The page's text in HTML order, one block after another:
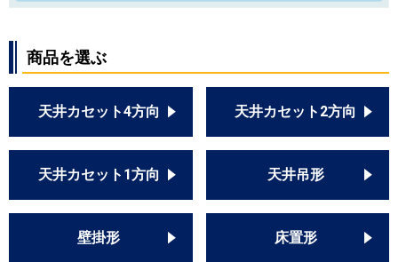
商品を選ぶ
天井カセット4方向 天井カセット2方向
天井カセット1方向 天井吊形
壁掛形 床置形